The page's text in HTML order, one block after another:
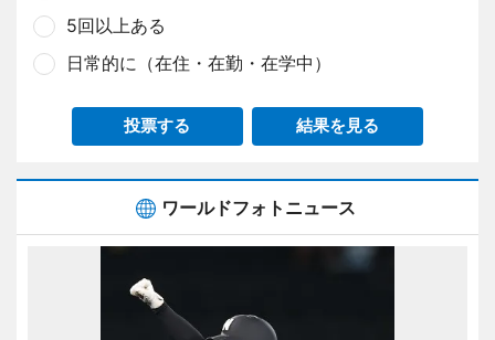
5回以上ある
日常的に（在住・在勤・在学中）
投票する 結果を見る
ワールドフォトニュース